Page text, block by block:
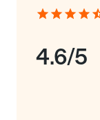
4.6/5